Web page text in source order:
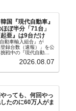
国『現代自動車』
ぼ半分「71台」
亜』は9台だけ
動車輸入組合』が
録台数（速報）」を公
戦中の『現代自動
たい『BYD』の販売
るはずです。先月から
2026.08.07
っても、何回やっ
たのに60万人がま